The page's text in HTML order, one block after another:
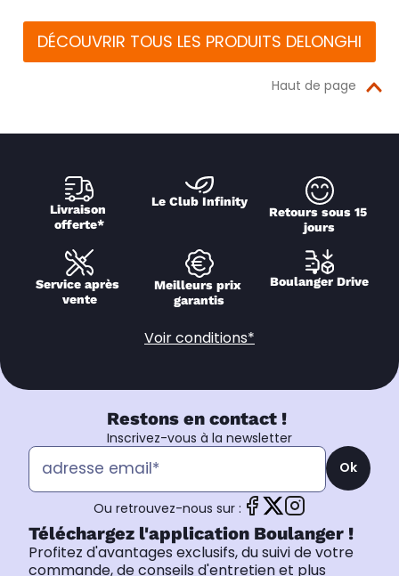
DÉCOUVRIR TOUS LES PRODUITS DELONGHI
Haut de page
Livraison
offerte*
Le Club Infinity
Retours sous 15
jours
Service après
vente
Meilleurs prix
garantis
Boulanger Drive
Voir conditions*
Restons en contact !
Inscrivez-vous à la newsletter
Ok
Ou retrouvez-nous sur :
Téléchargez l'application Boulanger !
Profitez d'avantages exclusifs, du suivi de votre
commande, de conseils d'entretien et plus